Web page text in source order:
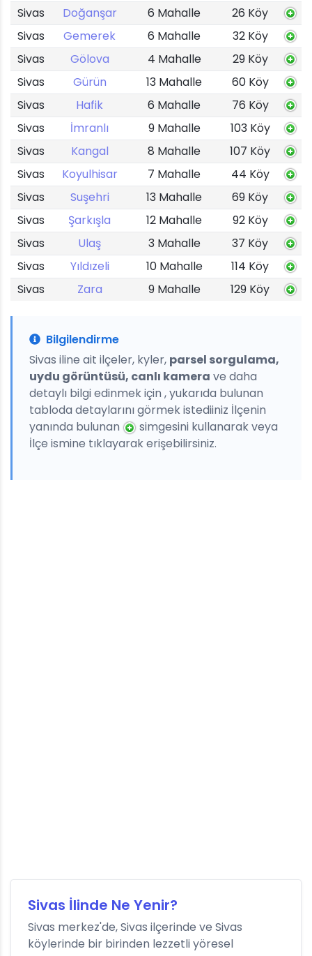
Sivas
Doğanşar 6 Mahalle
26 Köy
Sivas
Gemerek 6 Mahalle
32 Köy
Sivas
Gölova 4 Mahalle
29 Köy
Sivas
Gürün 13 Mahalle
60 Köy
Sivas
Hafik 6 Mahalle
76 Köy
Sivas
İmranlı 9 Mahalle
103 Köy
Sivas
Kangal 8 Mahalle
107 Köy
Sivas
Koyulhisar 7 Mahalle
44 Köy
Sivas
Suşehri 13 Mahalle
69 Köy
Sivas
Şarkışla 12 Mahalle
92 Köy
Sivas
Ulaş 3 Mahalle
37 Köy
Sivas
Yıldızeli 10 Mahalle
114 Köy
Sivas
Zara 9 Mahalle 129 Köy
Bilgilendirme
Sivas iline ait ilçeler, kyler, parsel sorgulama,
uydu görüntüsü, canlı kamera ve daha
detaylı bilgi edinmek için , yukarıda bulunan
tabloda detaylarını görmek istediiniz İlçenin
yanında bulunan
simgesini kullanarak veya
İlçe ismine tıklayarak erişebilirsiniz.
Sivas İlinde Ne Yenir?
Sivas merkez'de, Sivas ilçerinde ve Sivas
köylerinde bir birinden lezzetli yöresel